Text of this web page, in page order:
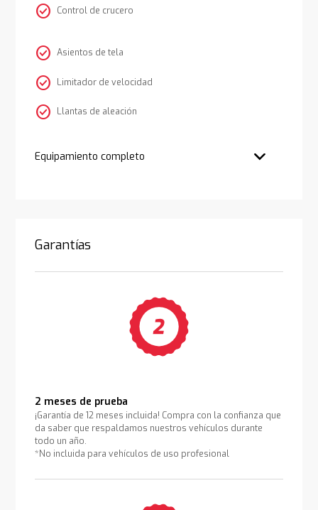
check_circle Control de crucero
check_circle Asientos de tela
check_circle Limitador de velocidad
check_circle Llantas de aleación
Equipamiento completo
Garantías
2 meses de prueba
¡Garantía de 12 meses incluida! Compra con la confianza que
da saber que respaldamos nuestros vehículos durante
todo un año.
*No incluida para vehículos de uso profesional